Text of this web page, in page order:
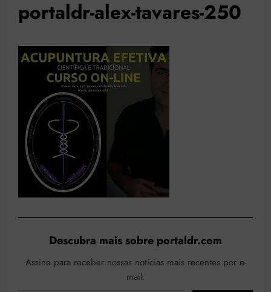
portaldr-alex-tavares-250
Descubra mais sobre portaldr.com
Assine para receber nossas notícias mais recentes por e-
mail.